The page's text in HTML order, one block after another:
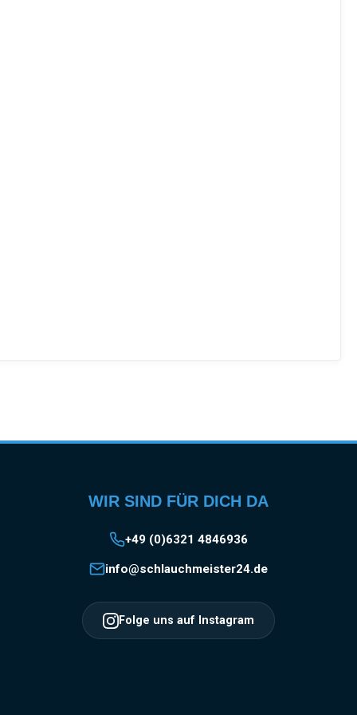
WIR SIND FÜR DICH DA
+49 (0)6321 4846936
info@schlauchmeister24.de
Folge uns auf Instagram